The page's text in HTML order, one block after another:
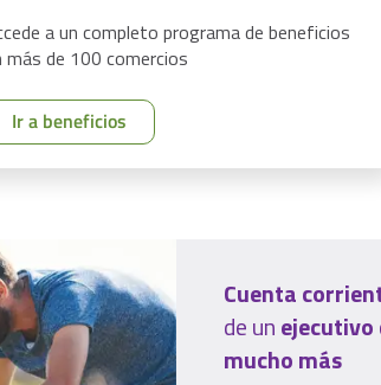
a un completo programa de beneficios
más de 100 comercios
Ir a beneficios
Cuenta
de unejecutivo
mucho más